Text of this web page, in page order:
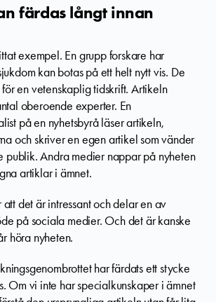
färdas långt innan
exempel. En grupp forskare har
kan botas på ett helt nytt vis. De
en vetenskaplig tidskrift. Artikeln
oberoende experter. En
på en nyhetsbyrå läser artikeln,
och skriver en egen artikel som vänder
publik. Andra medier nappar på nyheten
artiklar i ämnet.
det är intressant och delar en av
på sociala medier. Och det är kanske
höra nyheten.
har färdats ett stycke
Om vi inte har specialkunskaper i ämnet